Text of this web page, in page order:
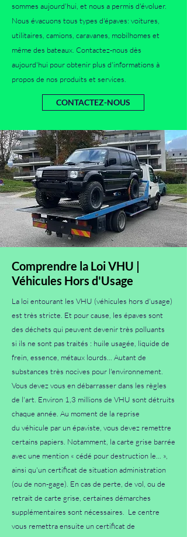
sommes aujourd'hui, et nous a permis d'évoluer.
Nous évacuons tous types d'épaves: voitures,
utilitaires, camions, caravanes, mobilhomes et
même des bateaux. Contactez-nous dès
aujourd'hui pour obtenir plus d'informations à
propos de nos produits et services.
CONTACTEZ-NOUS
Comprendre la Loi VHU |
Véhicules Hors d'Usage
La loi entourant les VHU (véhicules hors d'usage)
est très stricte. Et pourcause, les épaves sont
des déchets qui peuvent devenir très polluants
si ils ne sont pas traités : huile usagée, liquide de
frein, essence, métaux lourds... Autant de
substances très nocives pour l'environnement.
Vous devez vous en débarrasser dans les règles
de l'art. Environ 1,3 millions de VHU sont détruits
chaque année. Au moment de la reprise
du véhicule par un épaviste, vous devez remettre
certains papiers. Notamment, la carte grise barrée
avec une mention « cédé pourdestruction le... »,
ainsi qu'un certificat de situation administration
(ou de non-gage). En cas de perte, de vol, ou de
retrait de carte grise, certaines démarches
supplémentaires sont nécessaires.
Le centre
vous remettra ensuite uncertificat de